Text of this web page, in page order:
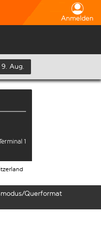
Anmelden
9. Aug.
1
Querformat